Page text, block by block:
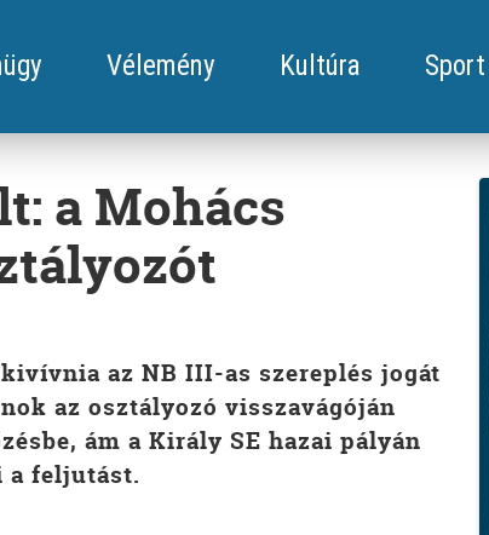
Vélemény Kultúra Sport
a Mohács
az NB III-as szereplés jogát
az osztályozó visszavágóján
ám a Király SE hazai pályán
a feljutást.